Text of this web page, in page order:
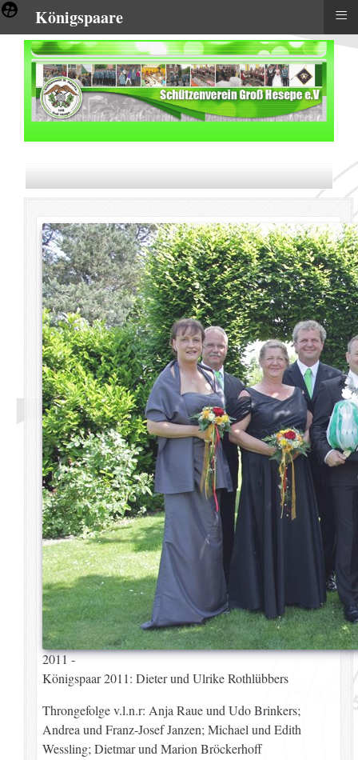
2011 -
Königspaar 2011: Dieter und Ulrike Rothlübbers
Throngefolge v.l.n.r: Anja Raue und Udo Brinkers;
Andrea und Franz-Josef Janzen; Michael und Edith
Wessling; Dietmar und Marion Bröckerhoff
Königspaare ≡